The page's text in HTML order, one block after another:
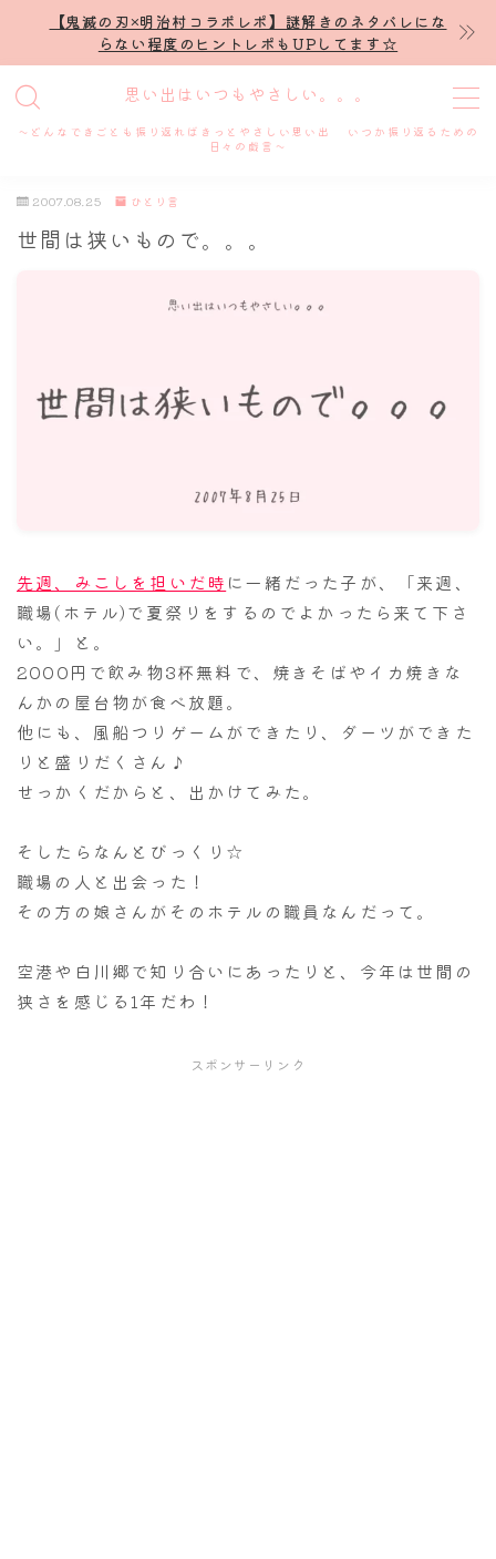
【鬼滅の刃×明治村コラボレポ】謎解きのネタバレにな
らない程度のヒントレポもUPしてます☆
思い出はいつもやさしい。。。
～どんなできごとも振り返ればきっとやさしい思い出 いつか振り返るための
日々の戯言～
MENU
プロフィール
舞台・ライブ
2007.08.25 ひとり言
世間は狭いもので。。。
先週、みこしを担いだ時 に一緒だった子が、「来週、
職場(ホテル)で夏祭りをするのでよかったら来て下さ
い。」と。
2000円で飲み物3杯無料で、焼きそばやイカ焼きな
んかの屋台物が食べ放題。
他にも、風船つりゲームができたり、ダーツができた
りと盛りだくさん♪
せっかくだからと、出かけてみた。
そしたらなんとびっくり☆
職場の人と出会った！
その方の娘さんがそのホテルの職員なんだって。
空港や白川郷で知り合いにあったりと、今年は世間の
狭さを感じる1年だわ！
スポンサーリンク